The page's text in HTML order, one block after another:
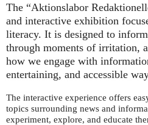
The “Aktionslabor
and interactive exhibition
literacy. It is designed to
through moments of irritation,
how we engage with
entertaining, and accessible
The interactive experience offers
topics surrounding news and
experiment, explore, and educate